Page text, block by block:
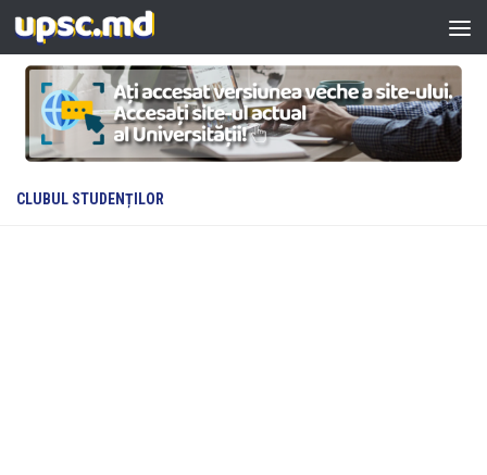
Skip to content
CLUBUL STUDENȚILOR